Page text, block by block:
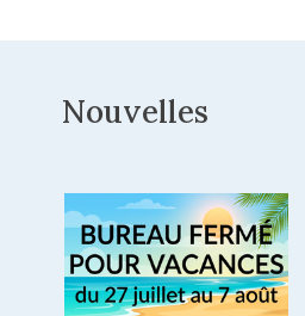
Nouvelles